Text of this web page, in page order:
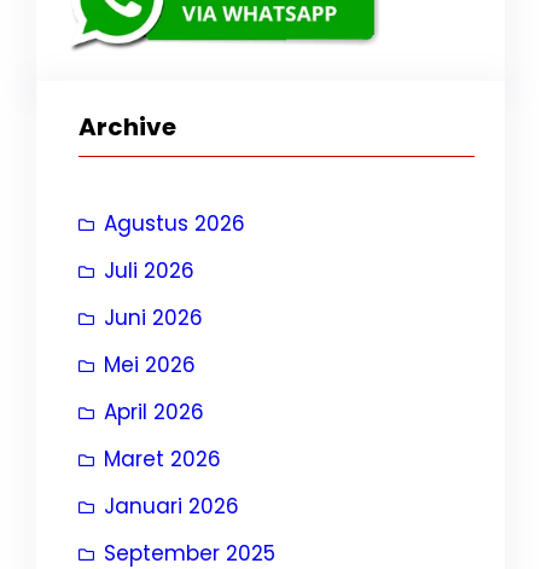
Archive
Agustus 2026
Juli 2026
Juni 2026
Mei 2026
April 2026
Maret 2026
Januari 2026
September 2025